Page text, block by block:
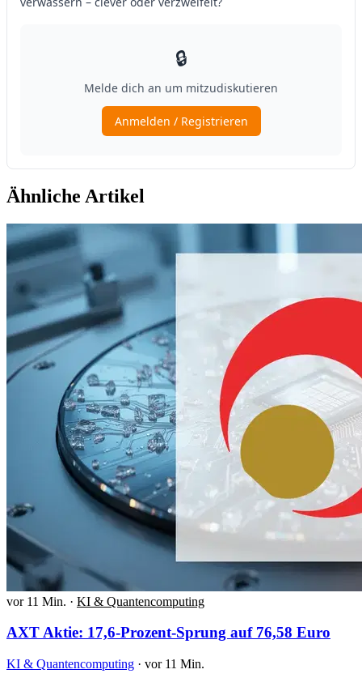
Ähnliche Artikel
vor 11 Min. · KI & Quantencomputing
AXT Aktie: 17,6-Prozent-Sprung auf 76,58 Euro
KI & Quantencomputing · vor 11 Min.